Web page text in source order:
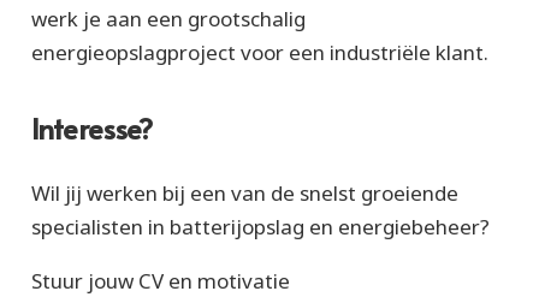
werk je aan een grootschalig
energieopslagproject voor een industriële klant.
Interesse?
Wil jij werken bij een van de snelst groeiende
specialisten in batterijopslag en energiebeheer?
Stuur jouw CV en motivatie